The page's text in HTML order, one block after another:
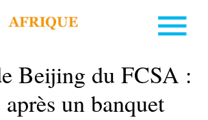
Beijing du FCSA :
après un banquet